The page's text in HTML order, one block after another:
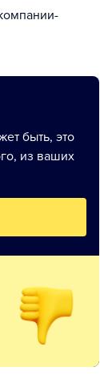
быть, это
из ваших